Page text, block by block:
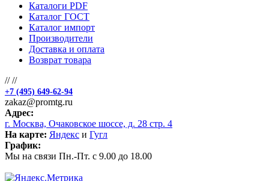
Каталоги PDF
Каталог ГОСТ
Каталог импорт
Производители
Доставка и оплата
Возврат товара
////
+7 (495) 649-62-94
zakaz@promtg.ru
Адрес:
г. Москва, Очаковское шоссе, д. 28 стр. 4
На карте: Яндекс и Гугл
График:
Мы на связи Пн.-Пт. с 9.00 до 18.00